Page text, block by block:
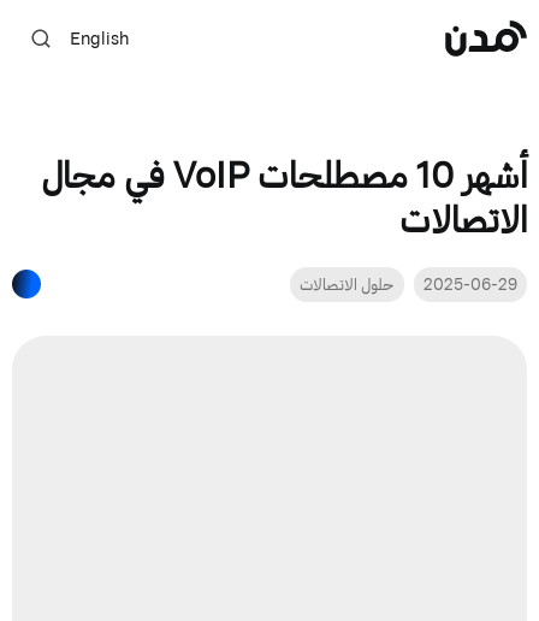
English
أشهر 10 مصطلحات VoIP في مجال
الاتصالات
2025-06-29 حلول الاتصالات